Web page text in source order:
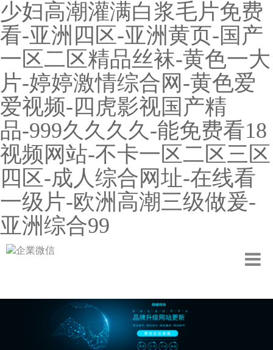
少妇高潮灌满白浆毛片免费
看-亚洲四区-亚洲黄页-国产
一区二区精品丝袜-黄色一大
片-婷婷激情综合网-黄色爱
爱视频-四虎影视国产精
品-999久久久久-能免费看18
视频网站-不卡一区二区三区
四区-成人综合网址-在线看
一级片-欧洲高潮三级做爰-
亚洲综合99